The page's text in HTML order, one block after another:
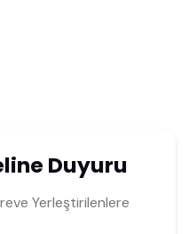
Duyuru
Yerleştirilenlere